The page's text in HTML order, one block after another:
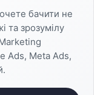
бачити не
та зрозумілу
Ads, Meta Ads,